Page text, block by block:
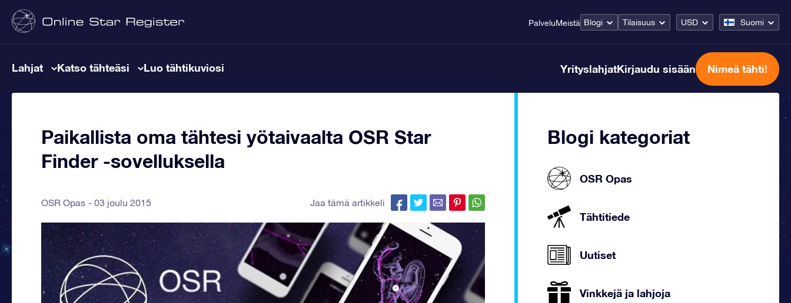
PalveluMeistä Blogi Tilaisuus USD Suomi
Lahjat Katso tähteäsi Luo tähtikuviosi YrityslahjatKirjaudu sisään Nimeä tähti!
Paikallista oma tähtesi yötaivaalta OSR Star
Finder -sovelluksella
OSR Opas 03 joulu 2015 Jaa tämä artikkeli
Blogi kategoriat
OSR Opas
Tähtitiede
Uutiset
Vinkkejä ja lahjoja